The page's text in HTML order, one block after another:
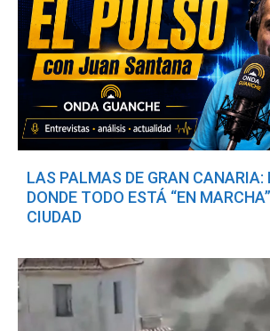
LAS PALMAS DE GRAN CANARIA:
DONDE TODO ESTÁ “EN
CIUDAD